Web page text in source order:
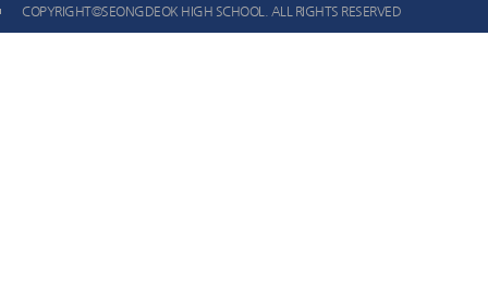
COPYRIGHT©SEONGDEOK HIGH SCHOOL. ALL RIGHTS RESERVED